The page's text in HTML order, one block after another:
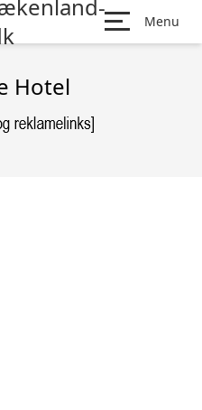
Menu
Hotel